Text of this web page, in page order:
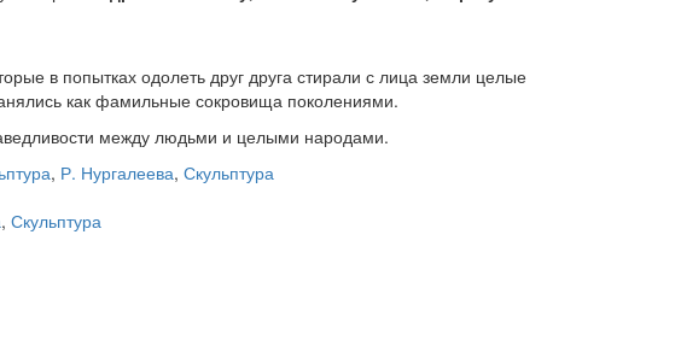
в попытках одолеть друг друга стирали с лица земли целые
как фамильные сокровища поколениями.
между людьми и целыми народами.
, Р. Нургалеева, Скульптура
, Скульптура